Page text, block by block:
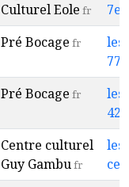
Culturel Eole fr
Pré Bocage fr
Pré Bocage fr
Centre culturel
Guy Gambufr